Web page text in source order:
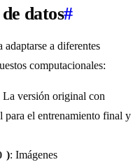
datos#
a diferentes
computacionales:
La versión original con
para el entrenamiento final y
): Imágenes